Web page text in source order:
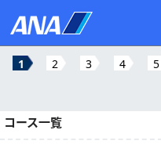
1 2 3 4 5
コース一覧